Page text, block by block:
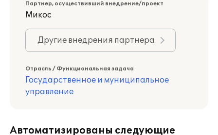
Партнер, осуществивший внедрение/проект
Микос
Другие внедрения партнера
Отрасль / Функциональная задача
Государственное и муниципальное
управление
Автоматизированы следующие